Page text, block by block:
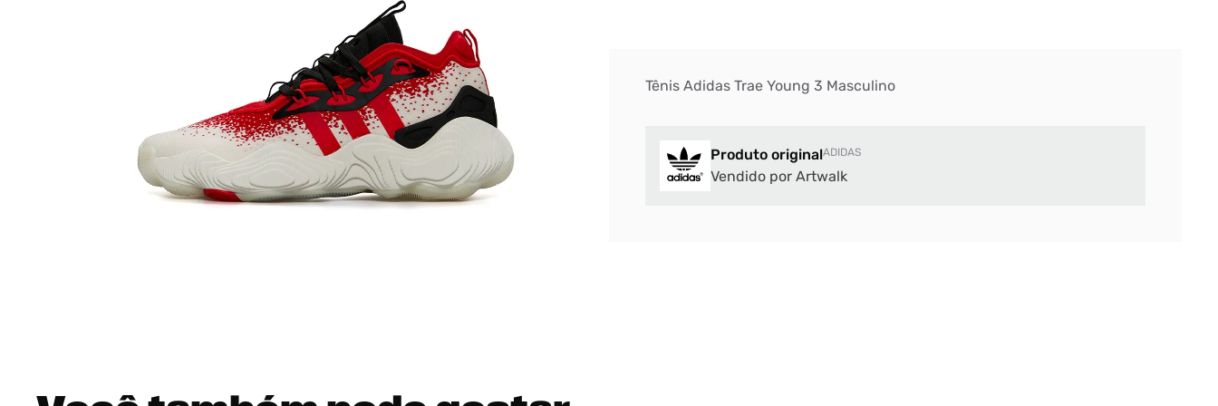
Tênis Adidas Trae Young 3 Masculino
Produto originalADIDAS
Vendido por Artwalk